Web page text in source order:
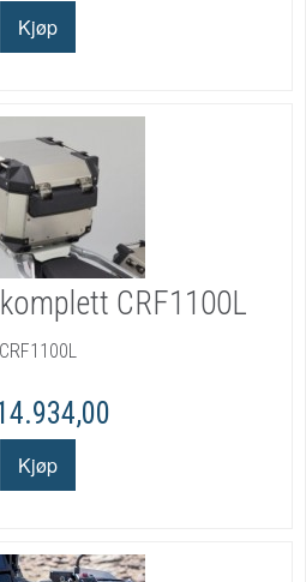
CRF1100L
CRF1100L